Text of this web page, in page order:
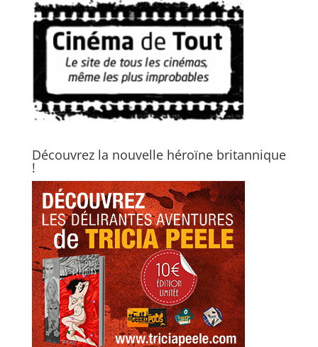
Découvrez la nouvelle héroïne britannique
!